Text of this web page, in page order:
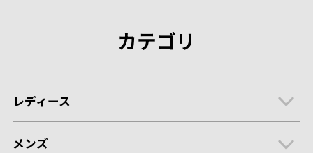
カテゴリ
レディース
メンズ